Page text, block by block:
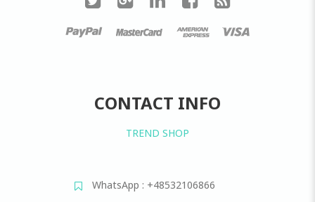
CONTACT INFO
TREND SHOP
WhatsApp : +48532106866